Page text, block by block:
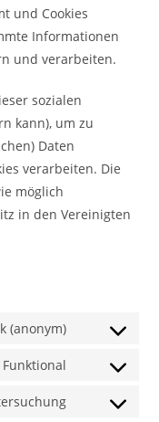
und Cookies
Informationen
und verarbeiten.
sozialen
kann), um zu
Daten
verarbeiten. Die
möglich
in den Vereinigten
(anonym)
Funktional